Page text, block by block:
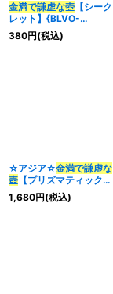
金満で謙虚な壺 【シーク
レット】{BLVO-
JP065}《魔法》
380円(税込)
☆アジア☆金満で謙虚な
壺 【プリズマティックシ
ークレット】{アジア
BLVO-JP065}《魔法》
1,680円(税込)